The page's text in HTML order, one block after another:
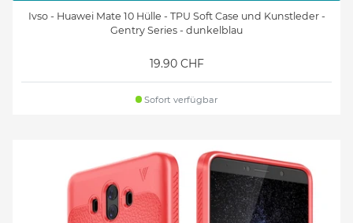
Ivso - Huawei Mate 10 Hülle - TPU Soft Case und Kunstleder -
Gentry Series - dunkelblau
19.90 CHF
Sofort verfügbar